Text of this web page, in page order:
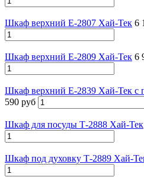
Шкаф верхний Е-2807 Хай-Тек 6
Шкаф верхний Е-2809 Хай-Тек 6
Шкаф верхний Е-2839 Хай-Тек с
590 руб
Шкаф для посуды Т-2888 Хай-Тек
Шкаф под духовку Т-2889 Хай-